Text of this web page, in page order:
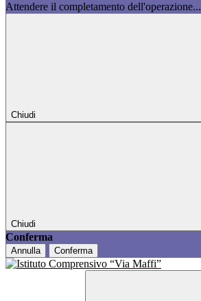
Attendere il completamento dell'operazione...
Chiudi
Chiudi
Conferma
Annulla Conferma